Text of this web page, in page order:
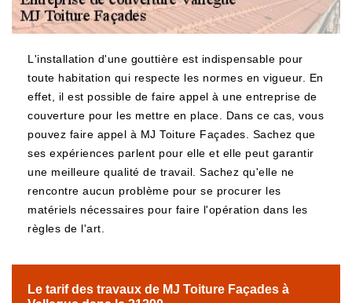
L'installation d'une gouttière est indispensable pour
toute habitation qui respecte les normes en vigueur. En
effet, il est possible de faire appel à une entreprise de
couverture pour les mettre en place. Dans ce cas, vous
pouvez faire appel à MJ Toiture Façades. Sachez que
ses expériences parlent pour elle et elle peut garantir
une meilleure qualité de travail. Sachez qu'elle ne
rencontre aucun problème pour se procurer les
matériels nécessaires pour faire l'opération dans les
règles de l'art.
Le tarif des travaux de MJ Toiture Façades à